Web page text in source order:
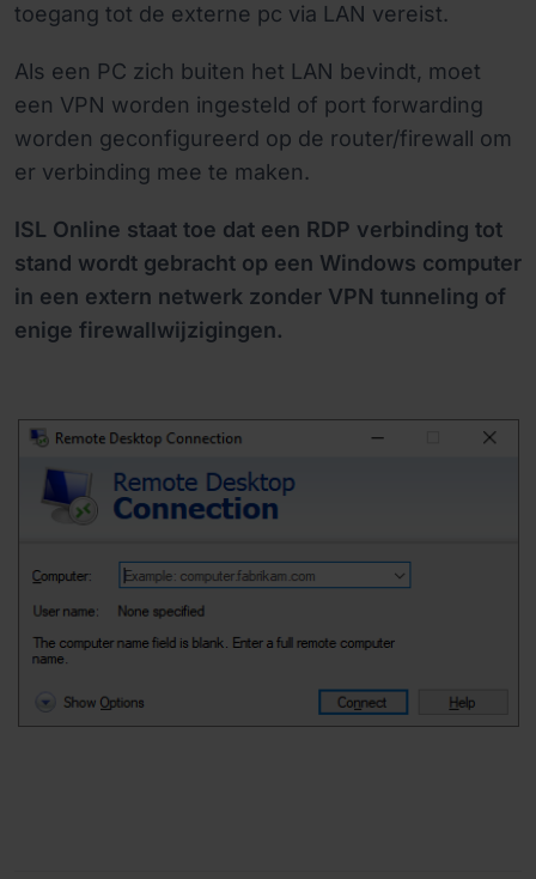
toegang tot de externe pc via LAN vereist.
Als een PC zich buiten het LAN bevindt, moet
een VPN worden ingesteld of port forwarding
worden geconfigureerd op de router/firewall om
er verbinding mee te maken.
ISL Online staat toe dat een RDP verbinding tot
stand wordt gebracht op een Windows computer
in een extern netwerk zonder VPN tunneling of
enige firewallwijzigingen.